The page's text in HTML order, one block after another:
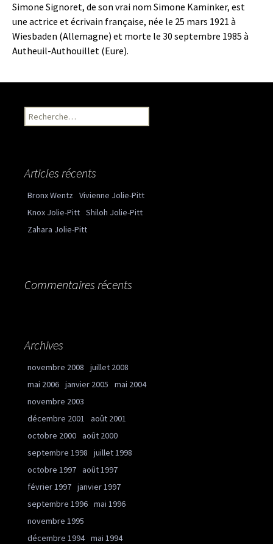
Simone Signoret, de son vrai nom Simone Kaminker, est
une actrice et écrivain française, née le 25 mars 1921 à
Wiesbaden (Allemagne) et morte le 30 septembre 1985 à
Autheuil-Authouillet (Eure).
Recherche pour :
Articles récents
Bronx Wentz Vivienne Jolie-Pitt
Knox Jolie-Pitt Shiloh Jolie-Pitt
Zahara Jolie-Pitt
Commentaires récents
Archives
novembre 2008
juillet 2008
mai 2006 janvier 2005
mai 2004
novembre 2003
décembre 2001
août 2001
octobre 2000 août 2000
septembre 1998
juillet 1998
octobre 1997 août 1997
février 1997 janvier 1997
septembre 1996 mai 1996
novembre 1995
décembre 1994 mai 1994